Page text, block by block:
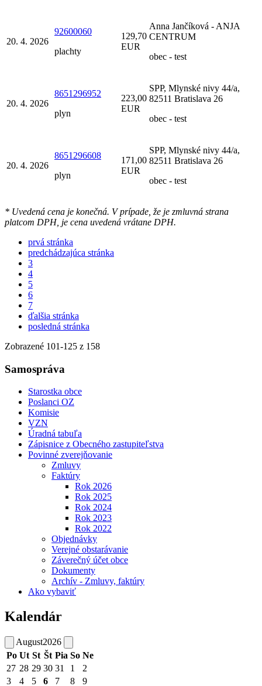
20. 4. 2026
92600060
plachty
129,70
EUR
Anna Jančíková - ANJA
CENTRUM
obec - test
20. 4. 2026
8651296952
plyn
223,00
EUR
SPP, Mlynské nivy 44/a,
82511 Bratislava 26
obec - test
20. 4. 2026
8651296608
plyn
171,00
EUR
SPP, Mlynské nivy 44/a,
82511 Bratislava 26
obec - test
* Uvedená cena je konečná. V prípade, že je zmluvná strana
platcom DPH, je cena uvedená vrátane DPH.
prvá stránka
predchádzajúca stránka
3
4
5
6
7
ďalšia stránka
posledná stránka
Zobrazené 101-125 z 158
Samospráva
Starostka obce
Poslanci OZ
Komisie
VZN
Úradná tabuľa
Zápisnice z Obecného zastupiteľstva
Povinné zverejňovanie
Zmluvy
Faktúry
Rok 2026
Rok 2025
Rok 2024
Rok 2023
Rok 2022
Objednávky
Verejné obstarávanie
Záverečný účet obce
Dokumenty
Archív - Zmluvy, faktúry
Ako vybaviť
Kalendár
August2026
Po Ut St Št Pia So Ne
27 28 29 30 31 1
2
3
4 5 6 7 8
9